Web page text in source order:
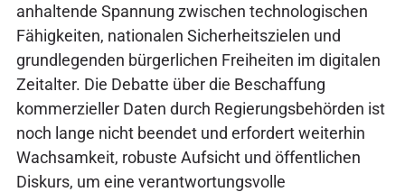
anhaltende Spannung zwischen technologischen
Fähigkeiten, nationalen Sicherheitszielen und
grundlegenden bürgerlichen Freiheiten im digitalen
Zeitalter. Die Debatte über die Beschaffung
kommerzieller Daten durch Regierungsbehörden ist
noch lange nicht beendet und erfordert weiterhin
Wachsamkeit, robuste Aufsicht und öffentlichen
Diskurs, um eine verantwortungsvolle